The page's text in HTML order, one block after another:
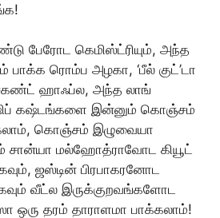
பேரோட கெமிஸ்ட்ரியும், அந்த
ரொம்ப அழகா, ‘பீல் குட்’டா
ஹாஃப்ல, அந்த லாங்
கஷ்டங்களை இன்னும் கொஞ்சம்
கொஞ்சம் இழுவையா
சான்யா மல்ஹோத்ராவோட கியூட்
ஜஸ்டின் பிரபாகரனோட
வீட்ல இருக்குறவங்களோட
ஒரு தரம் தாராளமா பாக்கலாம்!